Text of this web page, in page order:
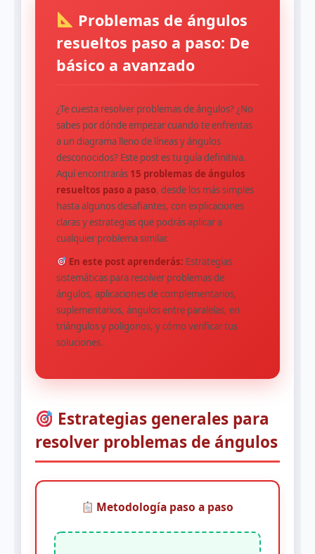
Problemas de ángulos
resueltos paso a paso: De
básico a avanzado
¿Te cuesta resolver problemas de ángulos? ¿No
sabes por dónde empezar cuando te enfrentas
a un diagrama lleno de líneas y ángulos
desconocidos? Este post es tu guía definitiva.
Aquí encontrarás 15 problemas de ángulos
resueltos paso a paso, desde los más simples
hasta algunos desafiantes, con explicaciones
claras y estrategias que podrás aplicar a
cualquier problema similar.
En este post aprenderás: Estrategias
sistemáticas para resolver problemas de
ángulos, aplicaciones de complementarios,
suplementarios, ángulos entre paralelas, en
triángulos y polígonos, y cómo verificar tus
soluciones.
Estrategias generales para
resolver problemas de ángulos
Metodología paso a paso